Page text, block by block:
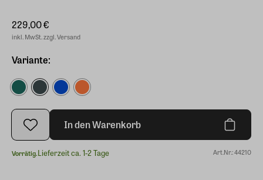
229,00 €
inkl. MwSt. zzgl. Versand
Variante:
In den Warenkorb
Vorrätig.Lieferzeit ca. 1-2 Tage Art.Nr.: 44210